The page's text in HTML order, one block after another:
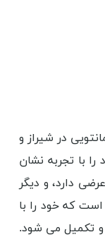
در شیراز و
با تجربه نشان
دارد، و دیگر
که خود را با
و تکمیل می شود.